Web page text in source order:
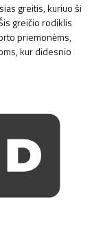
greitis, kuriuo ši
greičio rodiklis
priemonėms,
kur didesnio